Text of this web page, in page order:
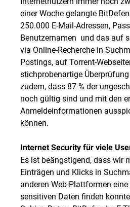
einer Woche gelangte
250.000 E-Mail-Adressen,
Benutzernamen  und das auf
via Online-Recherche in
Postings, auf Torrent-
stichprobenartige
zudem, dass 87 % der
noch gültig sind und mit den
Anmeldeinformationen
können.
Internet Security für viele
Es ist beängstigend, dass wir
Einträgen und Klicks in
anderen Web-Plattformen
sensitiven Daten finden